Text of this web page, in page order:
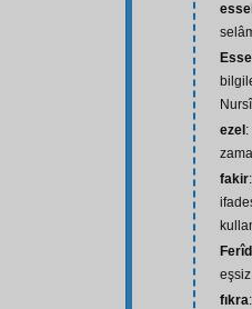
ezel
fakir
fıkra